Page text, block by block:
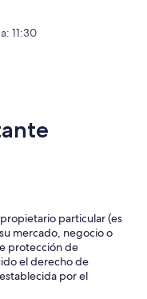
11:30
particular (es
mercado, negocio o
protección de
el derecho de
por el